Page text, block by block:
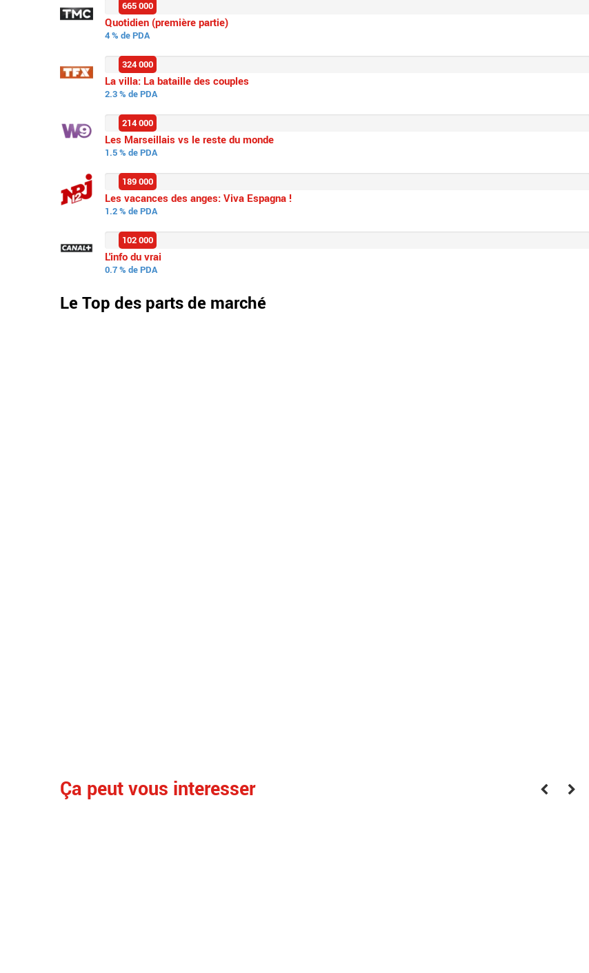
Quotidien (première partie)
4 % de PDA
665 000
La villa: La bataille des couples
2.3 % de PDA
324 000
Les Marseillais vs le reste du monde
1.5 % de PDA
214 000
Les vacances des anges: Viva Espagna !
1.2 % de PDA
189 000
L'info du vrai
0.7 % de PDA
102 000
Le Top des parts de marché
Ça peut vous interesser